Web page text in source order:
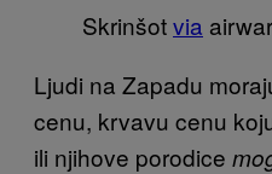
Skrinšotvia
Ljudi na Zapadu
cenu, krvavu cenu
ili njihove porodice